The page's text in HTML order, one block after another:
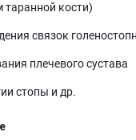
таранной кости)
связок
плечевого сустава
стопы и др.